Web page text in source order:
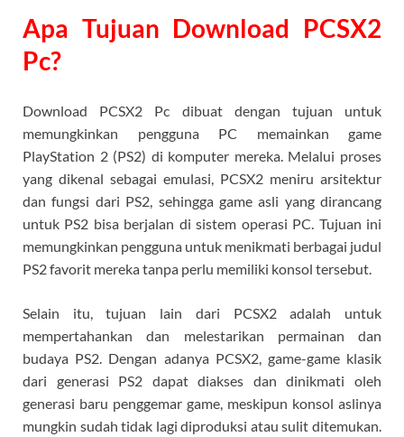
Apa Tujuan Download PCSX2
Pc?
Download PCSX2 Pc dibuat dengan tujuan untuk
memungkinkan pengguna PC memainkan game
PlayStation 2 (PS2) di komputer mereka. Melalui proses
yang dikenal sebagai emulasi, PCSX2 meniru arsitektur
dan fungsi dari PS2, sehingga game asli yang dirancang
untuk PS2 bisa berjalan di sistem operasi PC. Tujuan ini
memungkinkan pengguna untuk menikmati berbagai judul
PS2 favorit mereka tanpa perlu memiliki konsol tersebut.
Selain itu, tujuan lain dari PCSX2 adalah untuk
mempertahankan dan melestarikan permainan dan
budaya PS2. Dengan adanya PCSX2, game-game klasik
dari generasi PS2 dapat diakses dan dinikmati oleh
generasi baru penggemar game, meskipun konsol aslinya
mungkin sudah tidak lagi diproduksi atau sulit ditemukan.